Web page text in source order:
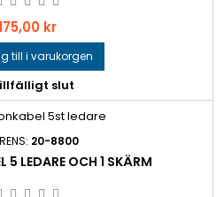
kr
till i varukorgen
slut
20-8800
5 LEDARE OCH 1 SKÄRM